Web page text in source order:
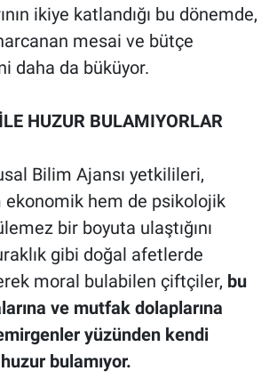
ikiye katlandığı bu dönemde,
mesai ve bütçe
daha da büküyor.
HUZUR BULAMIYORLAR
Bilim Ajansı yetkilileri,
ekonomik hem de psikolojik
bir boyuta ulaştığını
gibi doğal afetlerde
moral bulabilen çiftçiler, bu
ve mutfak dolaplarına
yüzünden kendi
bulamıyor.